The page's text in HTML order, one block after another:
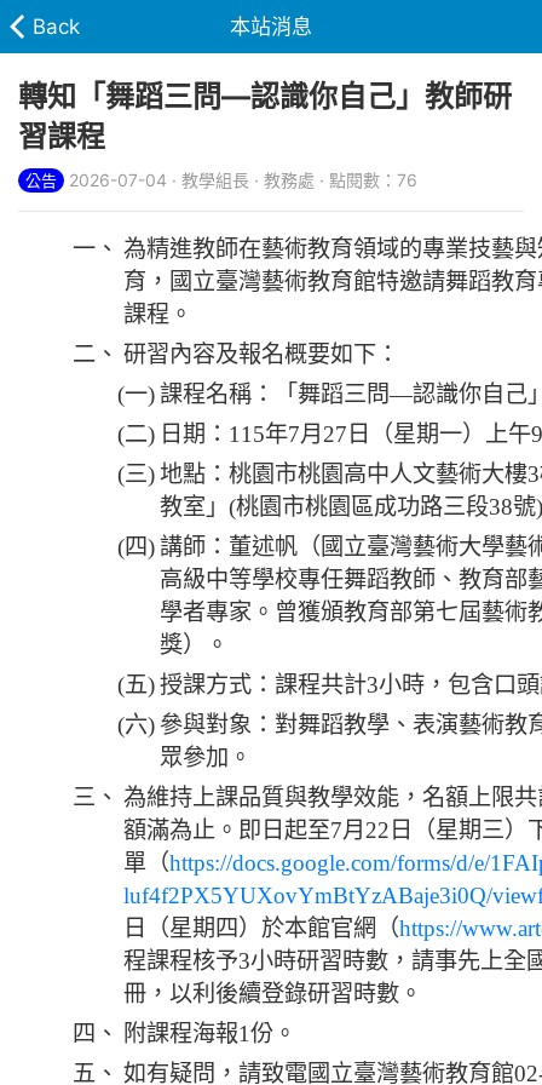
Back 本站消息
轉知「舞蹈三問―認識你自己」教師研
習課程
公告 2026-07-04 · 教學組長 · 教務處 · 點閱數：76
一、 為精進教師在藝術教育領域的專業技藝
育，國立臺灣藝術教育館特邀請舞蹈教
課程。
二、 研習內容及報名概要如下：
(一)課程名稱：「舞蹈三問―認識你自己
(二) 日期：115年7月27日（星期一）上午
(三)地點：桃園市桃園高中人文藝術大樓
教室」(桃園市桃園區成功路三段38號)
(四)講師：董述帆（國立臺灣藝術大學藝
高級中等學校專任舞蹈教師、教育部
學者專家。曾獲頒教育部第七屆藝
獎）。
(五)授課方式：課程共計3小時，包含口
(六) 參與對象：對舞蹈教學、表演藝術教
眾參加。
三、 為維持上課品質與教學效能，名額上限
額滿為止。即日起至7月22日（星期三）
單（https://docs.google.com/forms/d/e/
luf4f2PX5YUXovYmBtYzABaje3i0Q/
日（星期四）於本館官網（https://
程課程核予3小時研習時數，請事先上全
冊，以利後續登錄研習時數。
四、
附課程海報1份。
五、 如有疑問，請致電國立臺灣藝術教育館